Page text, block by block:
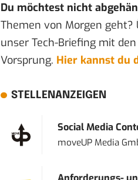
Du möchtest nicht
Themen von Morgen geht?
unser Tech-Briefing mit
Vorsprung. Hier kannst du
STELLENANZEIGEN
Social Media
moveUP Media